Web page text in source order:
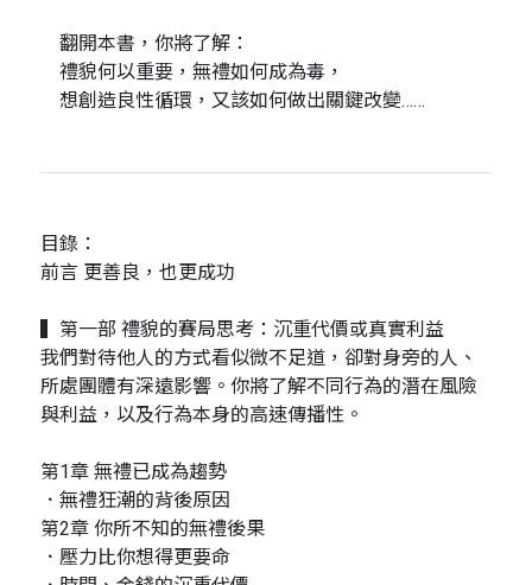
翻開本書，你將了解：
禮貌何以重要，無禮如何成為毒，
想創造良性循環，又該如何做出關鍵改變……
目錄：
前言 更善良，也更成功
▍第一部 禮貌的賽局思考：沉重代價或真實利益
我們對待他人的方式看似微不足道，卻對身旁的人、
所處團體有深遠影響。你將了解不同行為的潛在風險
與利益，以及行為本身的高速傳播性。
第1章 無禮已成為趨勢
．無禮狂潮的背後原因
第2章 你所不知的無禮後果
．壓力比你想得更要命